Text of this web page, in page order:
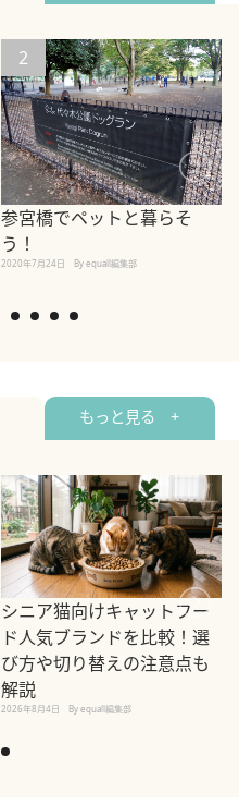
2
参宮橋でペットと暮らそ
う！
2020年7月24日 By equall編集部
もっと見る +
シニア猫向けキャットフー
ド人気ブランドを比較！選
び方や切り替えの注意点も
解説
2026年8月4日 By equall編集部